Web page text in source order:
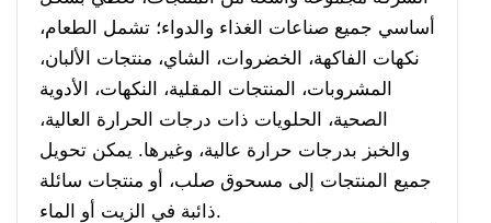
أساسي جميع صناعات الغذاء والدواء؛ تشمل الطعام،
نكهات الفاكهة، الخضروات، الشاي، منتجات الألبان،
المشروبات، المنتجات المقلية، النكهات، الأدوية
الصحية، الحلويات ذات درجات الحرارة العالية،
والخبز بدرجات حرارة عالية، وغيرها. يمكن تحويل
جميع المنتجات إلى مسحوق صلب، أو منتجات سائلة
ذائبة في الزيت أو الماء.